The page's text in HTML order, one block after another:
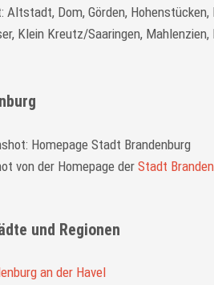
Altstadt, Dom, Görden,
Klein Kreutz/Saaringen,
von der Homepage der Stadt
und Regionen
an der Havel